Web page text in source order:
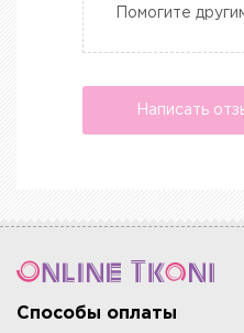
Помогите
Написать
Способы оплаты